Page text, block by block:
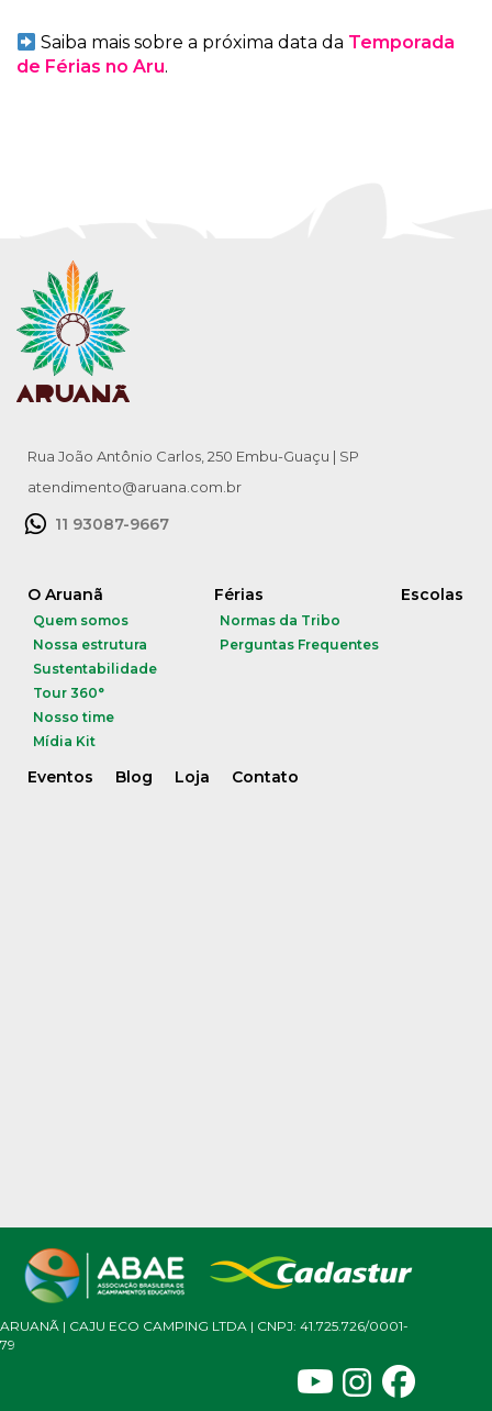
Saiba mais sobre a próxima data da Temporada
de Férias no Aru.
Rua João Antônio Carlos, 250 Embu-Guaçu | SP
atendimento@aruana.com.br
11 93087-9667
O Aruanã
Quem somos
Nossa estrutura
Sustentabilidade
Tour 360°
Nosso time
Mídia Kit
Férias
Normas da Tribo
Perguntas Frequentes
Escolas
Eventos Blog Loja Contato
ARUANÃ | CAJU ECO CAMPING LTDA | CNPJ: 41.725.726/0001-
79